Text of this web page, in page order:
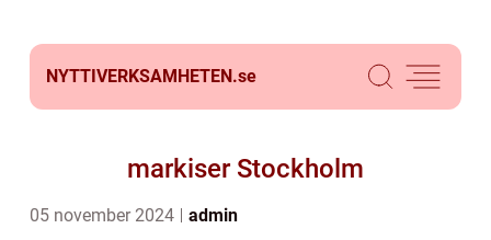
NYTTIVERKSAMHETEN.se
markiser Stockholm
05 november 2024 admin